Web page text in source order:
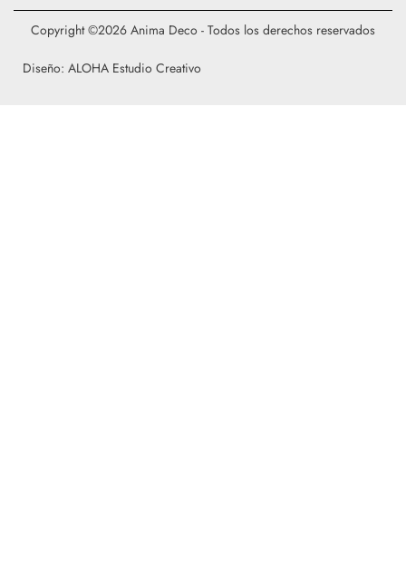
Diseño: ALOHA Estudio Creativo
Copyright ©2026 Anima Deco - Todos los derechos reservados